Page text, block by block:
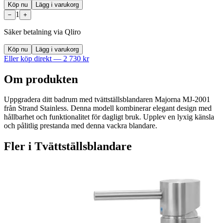
Köp nu
Lägg i varukorg
−
1 +
Säker betalning via Qliro
Köp nu Lägg i varukorg
Eller köp direkt — 2 730 kr
Om produkten
Uppgradera ditt badrum med tvättställsblandaren Majorna MJ-2001
från Strand Stainless. Denna modell kombinerar elegant design med
hållbarhet och funktionalitet för dagligt bruk. Upplev en lyxig känsla
och pålitlig prestanda med denna vackra blandare.
Fler i Tvättställsblandare